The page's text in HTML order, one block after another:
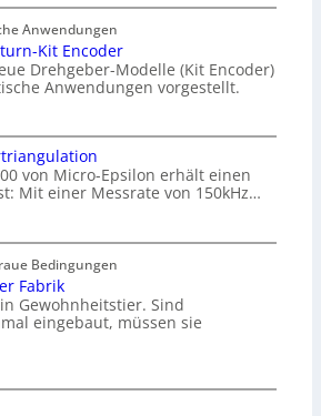
Anwendungen
Kit Encoder
Drehgeber-Modelle (Kit Encoder)
Anwendungen vorgestellt.
von Micro-Epsilon erhält einen
Mit einer Messrate von 150kHz…
Bedingungen
Fabrik
Gewohnheitstier. Sind
eingebaut, müssen sie